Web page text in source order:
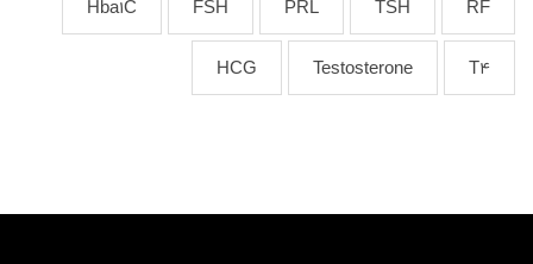
T4
Testosterone
HCG